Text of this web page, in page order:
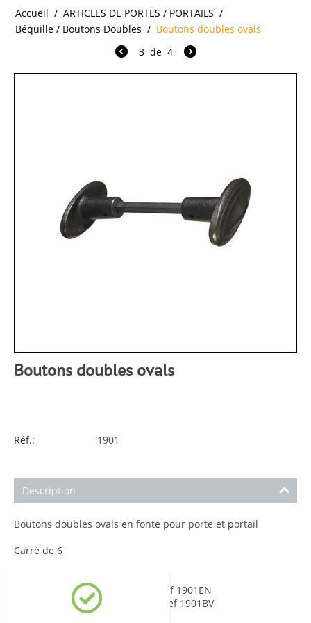
Accueil / ARTICLES DE PORTES / PORTAILS /
Béquille / Boutons Doubles / Boutons doubles ovals
3 de 4
Boutons doubles ovals
Réf.: 1901
Description
Boutons doubles ovals en fonte pour porte et portail
Carré de 6
PEINTURE EPOXY NOIR Ref 1901EN
PEINTURE EPOXY VERNI Ref 1901BV